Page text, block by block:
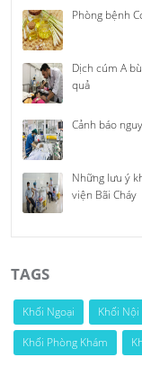
Phòng bệnh
Dịch cúm A
quả
Cảnh báo
Những lưu ý
viện Bãi Cháy
TAGS
Khối Ngoại Khối Nội
Khối Phòng Khám